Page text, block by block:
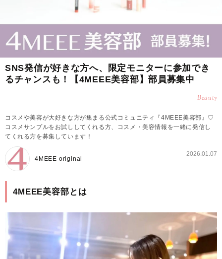
SNS発信が好きな方へ、限定モニターに参加でき
るチャンスも！【4MEEE美容部】部員募集中
Beauty
コスメや美容が大好きな方が集まる公式コミュニティ『4MEEE美容部』♡
コスメサンプルをお試ししてくれる方、コスメ・美容情報を一緒に発信し
てくれる方を募集しています！
4MEEE original
2026.01.07
4MEEE美容部とは